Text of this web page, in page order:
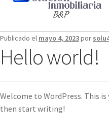
Publicado el mayo 4, 2023por
Hello world!
Welcome to WordPress. This
then start writing!